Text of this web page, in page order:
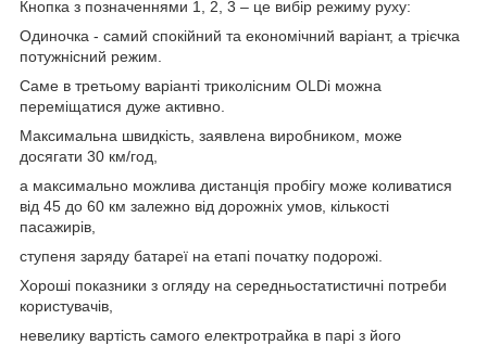
Кнопка з позначеннями 1, 2, 3 – це вибір режиму руху:
Одиночка - самий спокійний та економічний варіант, а трієчка
потужнісний режим.
Саме в третьому варіанті триколісним OLDi можна
переміщатися дуже активно.
Максимальна швидкість, заявлена виробником, може
досягати 30 км/год,
а максимально можлива дистанція пробігу може коливатися
від 45 до 60 км залежно від дорожніх умов, кількості
пасажирів,
ступеня заряду батареї на етапі початку подорожі.
Хороші показники з огляду на середньостатистичні потреби
користувачів,
невелику вартість самого електротрайка в парі з його